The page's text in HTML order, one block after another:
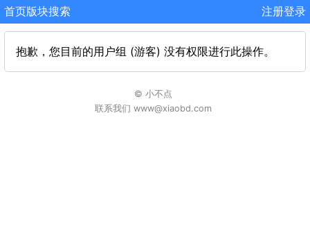
首页版块搜索 注册登录
抱歉，您目前的用户组 (游客) 没有权限进行此操作。
© 小不点
联系我们 www@xiaobd.com